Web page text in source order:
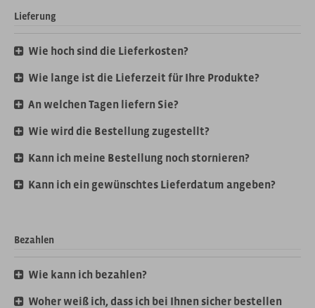
Lieferzeiten und Versandkosten
Kontakt
Lieferung
Wie hoch sind die Lieferkosten?
Wie lange ist die Lieferzeit für Ihre Produkte?
An welchen Tagen liefern Sie?
Wie wird die Bestellung zugestellt?
Kann ich meine Bestellung noch stornieren?
Kann ich ein gewünschtes Lieferdatum angeben?
Bezahlen
Wie kann ich bezahlen?
Woher weiß ich, dass ich bei Ihnen sicher bestellen